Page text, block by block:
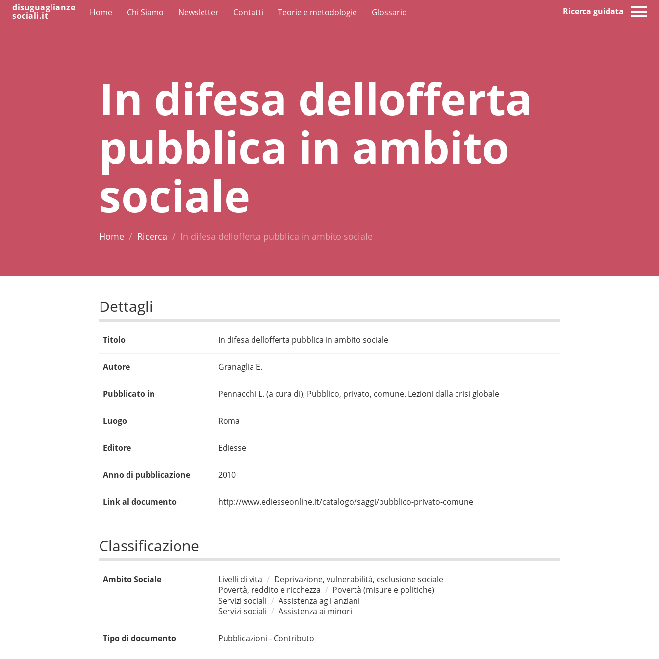
disuguaglianze
sociali.it Home Chi Siamo Newsletter Contatti Teorie e metodologie Glossario Ricerca guidata
In difesa dellofferta
pubblica in ambito
sociale
Home Ricerca In difesa dellofferta pubblica in ambito sociale
Dettagli
Titolo In difesa dellofferta pubblica in ambito sociale
Autore Granaglia E.
Pubblicato in Pennacchi L. (a cura di), Pubblico, privato, comune. Lezioni dalla crisi globale
Luogo Roma
Editore Ediesse
Anno di pubblicazione 2010
Link al documento http://www.ediesseonline.it/catalogo/saggi/pubblico-privato-comune
Classificazione
Ambito Sociale Livelli di vita
Deprivazione, vulnerabilità, esclusione sociale
Povertà, reddito e ricchezza
Povertà (misure e politiche)
Servizi sociali
Assistenza agli anziani
Servizi sociali
Assistenza ai minori
Tipo di documento Pubblicazioni - Contributo